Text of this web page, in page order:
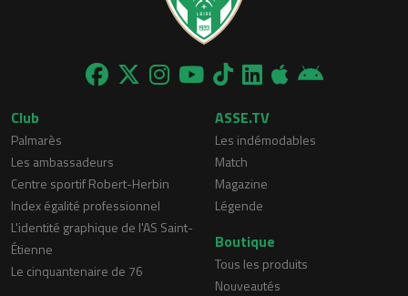
Club
Palmarès
Les ambassadeurs
Centre sportif Robert-Herbin
Index égalité professionnel
L'identité graphique de l'AS Saint-
Étienne
Le cinquantenaire de 76
ASSE.TV
Les indémodables
Match
Magazine
Légende
Boutique
Tous les produits
Nouveautés